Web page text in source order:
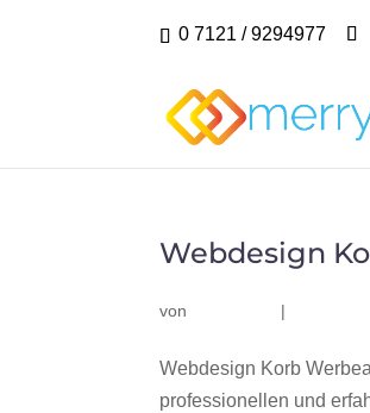
0 7121 / 9294977
Webdesign
von |
Webdesign Korb
professionellen und